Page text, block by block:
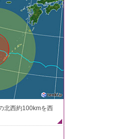
北西約100kmを西